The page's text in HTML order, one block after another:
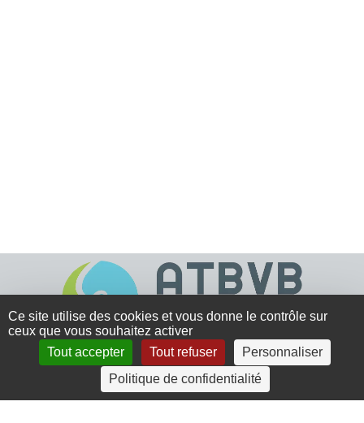
4 rue Crec’h-Ugen
22810 Belle Isle en Terre
Ce site utilise des cookies et vous donne le contrôle sur
ceux que vous souhaitez activer
Tout accepter
Tout refuser
Personnaliser
Politique de confidentialité